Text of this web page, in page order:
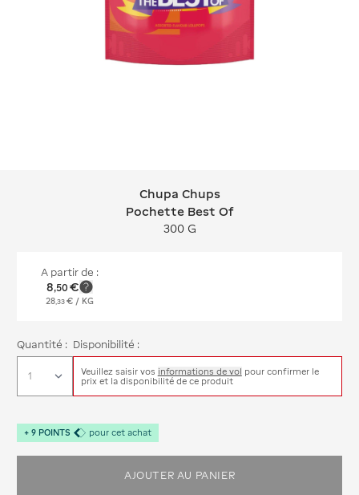
Chupa Chups Pochette Best Of
Chupa Chups
Pochette Best Of
300 G
A partir de :
8,50 €
28,33 € / KG
Quantité : Disponibilité :
Veuillez saisir vos informations de vol pour confirmer le
prix et la disponibilité de ce produit
+ 9 POINTS pour cet achat
AJOUTER AU PANIER